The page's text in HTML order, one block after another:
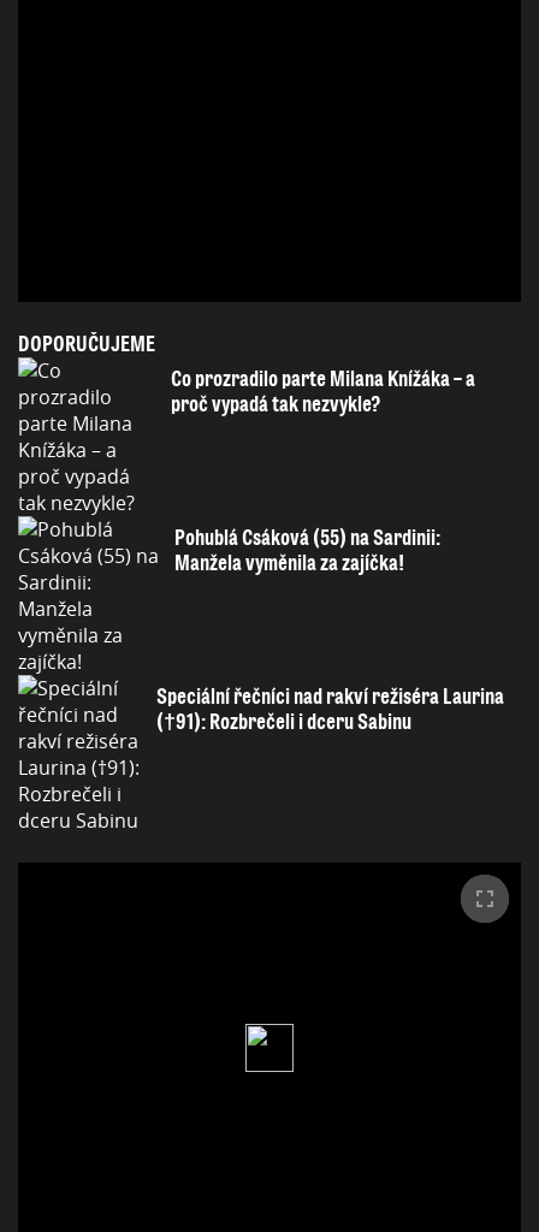
DOPORUČUJEME
Co prozradilo parte Milana Knížáka – a
proč vypadá tak nezvykle?
Pohublá Csáková (55) na Sardinii:
Manžela vyměnila za zajíčka!
Speciální řečníci nad rakví režiséra Laurina
(†91): Rozbrečeli i dceru Sabinu